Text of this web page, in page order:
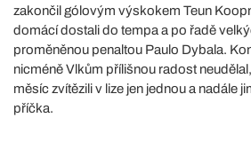
zakončil gólovým výskokem Teun
domácí dostali do tempa a po řadě
proměněnou penaltou Paulo Dybala.
nicméně Vlkům přílišnou radost
měsíc zvítězili v lize jen jednou a nadále
příčka.